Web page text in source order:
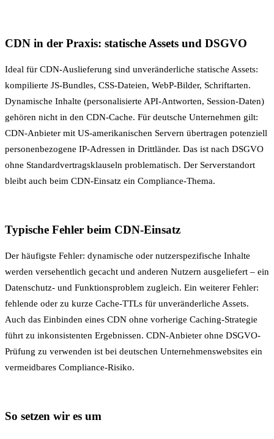
CDN in der Praxis: statische Assets und DSGVO
Ideal für CDN-Auslieferung sind unveränderliche statische Assets:
kompilierte JS-Bundles, CSS-Dateien, WebP-Bilder, Schriftarten.
Dynamische Inhalte (personalisierte API-Antworten, Session-Daten)
gehören nicht in den CDN-Cache. Für deutsche Unternehmen gilt:
CDN-Anbieter mit US-amerikanischen Servern übertragen potenziell
personenbezogene IP-Adressen in Drittländer. Das ist nach DSGVO
ohne Standardvertragsklauseln problematisch. Der Serverstandort
bleibt auch beim CDN-Einsatz ein Compliance-Thema.
Typische Fehler beim CDN-Einsatz
Der häufigste Fehler: dynamische oder nutzerspezifische Inhalte
werden versehentlich gecacht und anderen Nutzern ausgeliefert – ein
Datenschutz- und Funktionsproblem zugleich. Ein weiterer Fehler:
fehlende oder zu kurze Cache-TTLs für unveränderliche Assets.
Auch das Einbinden eines CDN ohne vorherige Caching-Strategie
führt zu inkonsistenten Ergebnissen. CDN-Anbieter ohne DSGVO-
Prüfung zu verwenden ist bei deutschen Unternehmenswebsites ein
vermeidbares Compliance-Risiko.
So setzen wir es um